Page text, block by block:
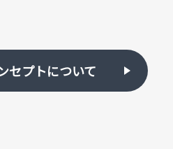
セプトについて